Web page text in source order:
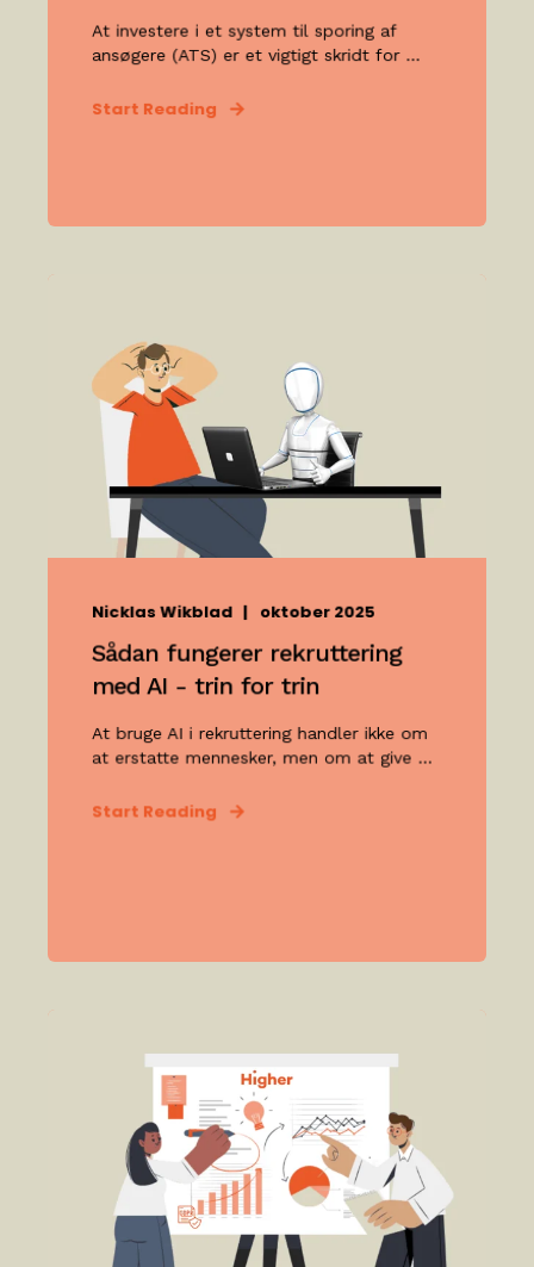
At investere i et system til sporing af
ansøgere (ATS) er et vigtigt skridt for ...
Start Reading
Nicklas Wikblad oktober 2025
Sådan fungerer rekruttering
med AI - trin for trin
At bruge AI i rekruttering handler ikke om
at erstatte mennesker, men om at give ...
Start Reading